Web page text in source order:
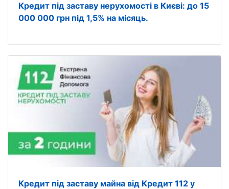
Кредит під заставу нерухомості в Києві: до 15
000 000 грн під 1,5% на місяць.
Кредит під заставу майна від Кредит 112 у